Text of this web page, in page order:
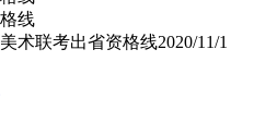
术联考出省资格线2020/11/1